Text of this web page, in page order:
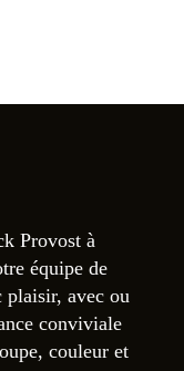
Provost à
équipe de
plaisir, avec ou
conviviale
couleur et